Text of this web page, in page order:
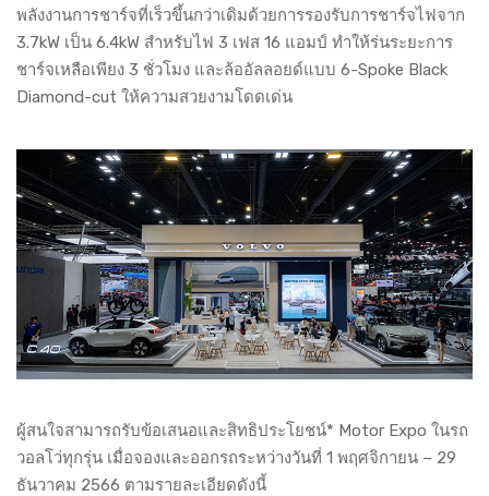
พลังงานการชาร์จที่เร็วขึ้นกว่าเดิมด้วยการรองรับการชาร์จไฟจาก
3.7kW เป็น 6.4kW สำหรับไฟ 3 เฟส 16 แอมป์ ทำให้ร่นระยะการ
ชาร์จเหลือเพียง 3 ชั่วโมง และล้ออัลลอยด์แบบ 6-Spoke Black
Diamond-cut ให้ความสวยงามโดดเด่น
ผู้สนใจสามารถรับข้อเสนอและสิทธิประโยชน์* Motor Expo ในรถ
วอลโว่ทุกรุ่น เมื่อจองและออกรถระหว่างวันที่ 1 พฤศจิกายน – 29
ธันวาคม 2566 ตามรายละเอียดดังนี้